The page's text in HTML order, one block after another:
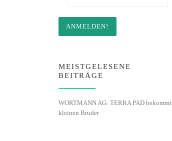
MEISTGELESENE
BEITRÄGE
WORTMANN AG: TERRA PAD bekommt
kleinen Bruder